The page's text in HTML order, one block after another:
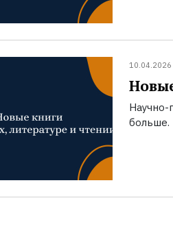
10.04.2026
Научно-
больше.